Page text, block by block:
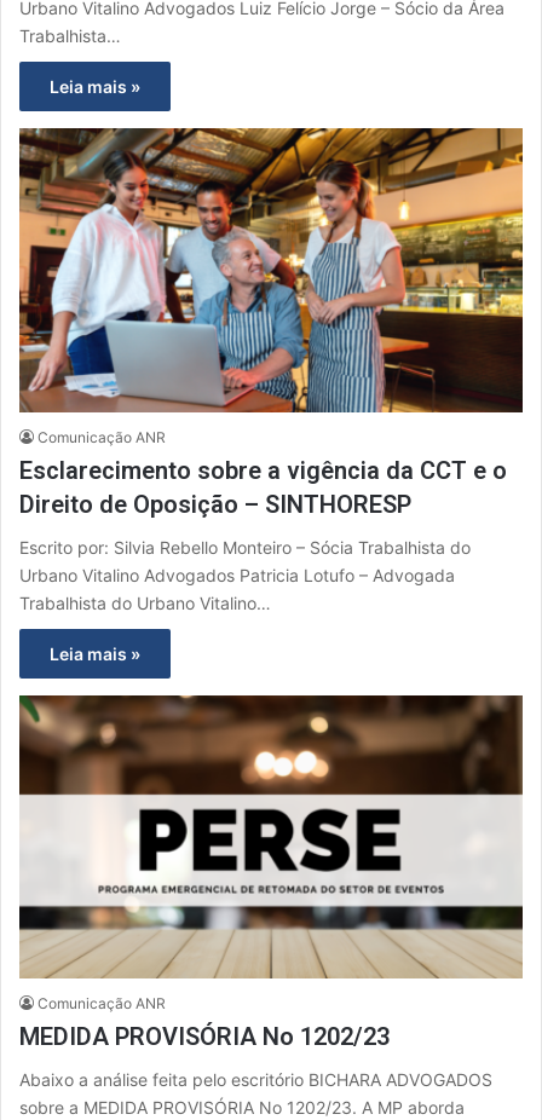
Urbano Vitalino Advogados Luiz Felício Jorge – Sócio da Área
Trabalhista…
Leia mais »
Comunicação ANR
Esclarecimento sobre a vigência da CCT e o
Direito de Oposição – SINTHORESP
Escrito por: Silvia Rebello Monteiro – Sócia Trabalhista do
Urbano Vitalino Advogados Patricia Lotufo – Advogada
Trabalhista do Urbano Vitalino…
Leia mais »
Comunicação ANR
MEDIDA PROVISÓRIA No 1202/23
Abaixo a análise feita pelo escritório BICHARA ADVOGADOS
sobre a MEDIDA PROVISÓRIA No 1202/23. A MP aborda